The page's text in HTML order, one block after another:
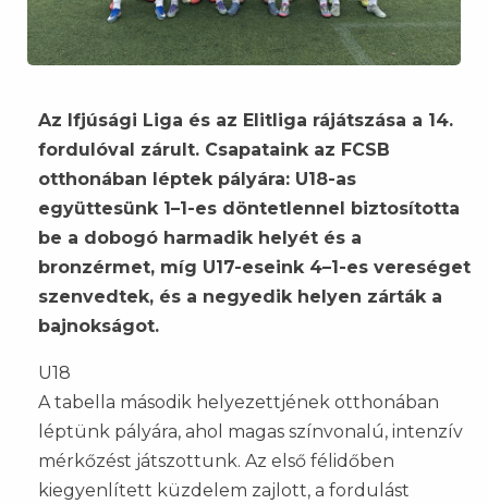
Az Ifjúsági Liga és az Elitliga rájátszása a 14.
fordulóval zárult. Csapataink az FCSB
otthonában léptek pályára: U18-as
együttesünk 1–1-es döntetlennel biztosította
be a dobogó harmadik helyét és a
bronzérmet, míg U17-eseink 4–1-es vereséget
szenvedtek, és a negyedik helyen zárták a
bajnokságot.
U18
A tabella második helyezettjének otthonában
léptünk pályára, ahol magas színvonalú, intenzív
mérkőzést játszottunk. Az első félidőben
kiegyenlített küzdelem zajlott, a fordulást